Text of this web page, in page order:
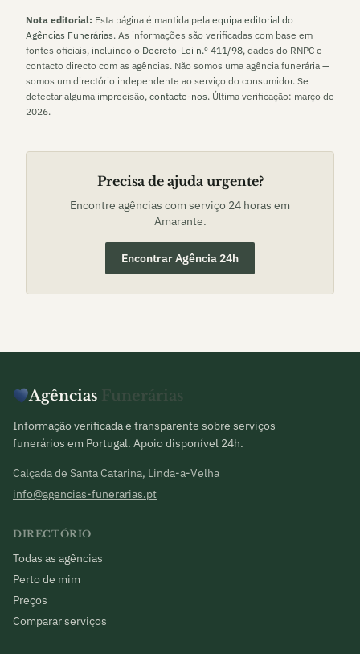
Nota editorial: Esta página é mantida pela equipa editorial do
Agências Funerárias. As informações são verificadas com base em
fontes oficiais, incluindo o Decreto-Lei n.º 411/98, dados do RNPC e
contacto directo com as agências. Não somos uma agência funerária —
somos um directório independente ao serviço do consumidor. Se
detectar alguma imprecisão, contacte-nos. Última verificação: março de
2026.
Precisa de ajuda urgente?
Encontre agências com serviço 24 horas em
Amarante.
Encontrar Agência 24h
Agências Funerárias
Informação verificada e transparente sobre serviços
funerários em Portugal. Apoio disponível 24h.
Calçada de Santa Catarina, Linda-a-Velha
info@agencias-funerarias.pt
DIRECTÓRIO
Todas as agências
Perto de mim
Preços
Comparar serviços